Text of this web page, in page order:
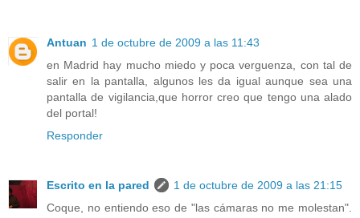
Antuan 1 de octubre de 2009 a las 11:43
en Madrid hay mucho miedo y poca verguenza, con tal de
salir en la pantalla, algunos les da igual aunque sea una
pantalla de vigilancia,que horror creo que tengo una alado
del portal!
Responder
Escrito en la pared
1 de octubre de 2009 a las 21:15
Coque, no entiendo eso de "las cámaras no me molestan".